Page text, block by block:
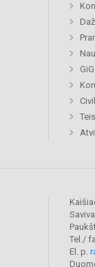
Tel./
El. p.